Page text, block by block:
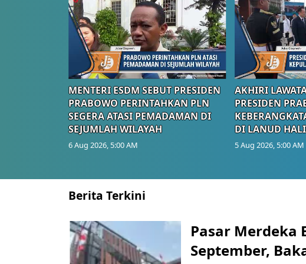
MENTERI ESDM SEBUT PRESIDEN
PRABOWO PERINTAHKAN PLN
SEGERA ATASI PEMADAMAN DI
SEJUMLAH WILAYAH
6 Aug 2026, 5:00 AM
AKHIRI
PRESIDEN
DI LANUD
5 Aug 2026, 5:00 AM
Berita Terkini
Pasar Merdeka
September,